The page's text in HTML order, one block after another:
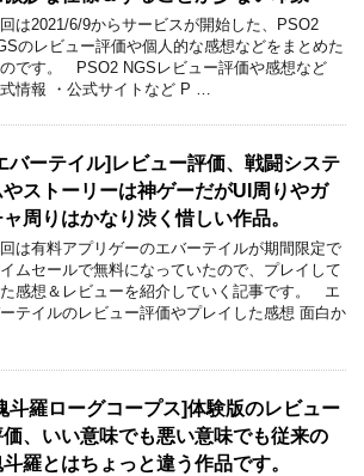
は2021/6/9からサービスが開始した、PSO2
のレビュー評価や個人的な感想などをまとめた
です。 PSO2 NGSレビュー評価や感想など
情報 ・公式サイトなど P …
バーテイル]レビュー評価、戦闘システ
やストーリーは神ゲーだがUI周りやガ
周りはかなり渋く惜しい作品。
は有料アプリゲーのエバーテイルが期間限定で
ムセールで無料になっていたので、プレイして
感想＆レビューを紹介していく記事です。 エ
テイルのレビュー評価やプレイした感想 面白か
斗羅ローグコープス]体験版のレビュー
価、いい意味でも悪い意味でも従来の
羅とはちょっと違う作品です。